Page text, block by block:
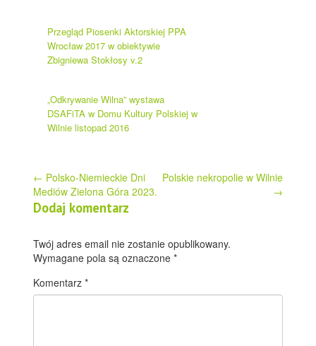
Przegląd Piosenki Aktorskiej PPA
Wrocław 2017 w obiektywie
Zbigniewa Stokłosy v.2
„Odkrywanie Wilna” wystawa
DSAFiTA w Domu Kultury Polskiej w
Wilnie listopad 2016
Post
navigation
← Polsko-Niemieckie Dni
Mediów Zielona Góra 2023.
Polskie nekropolie w Wilnie
→
Dodaj komentarz
Twój adres email nie zostanie opublikowany.
Wymagane pola są oznaczone*
Komentarz*